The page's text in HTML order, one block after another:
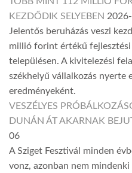
KEZDŐDIK SELYEBEN
Jelentős beruházás veszi
millió forint értékű
településen. A kivitelezési
székhelyű vállalkozás nyerte
eredményeként.
VESZÉLYES
DUNÁN ÁT AKARNAK
06
A Sziget Fesztivál minden
vonz, azonban nem